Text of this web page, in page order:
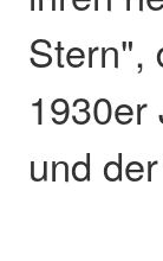
Stern",
und